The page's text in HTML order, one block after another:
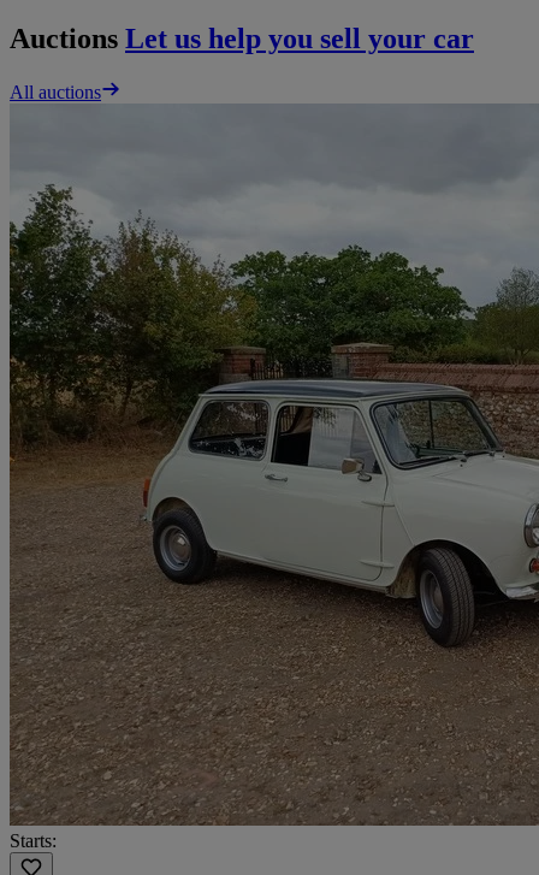
Auctions Let us help you sell your car
All auctions
Starts: